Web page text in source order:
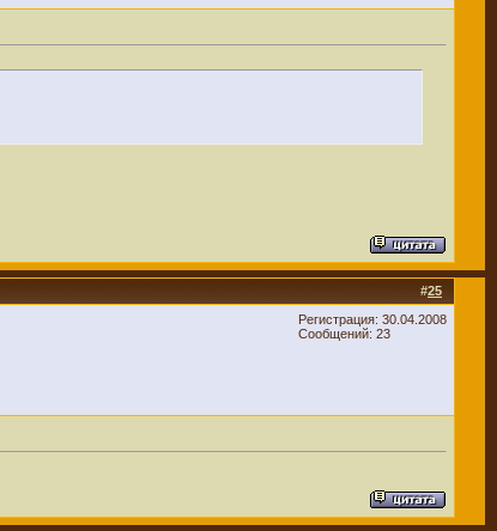
#25
Регистрация: 30.04.2008
Сообщений: 23